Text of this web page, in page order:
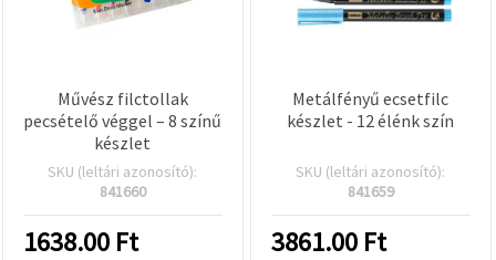
Művész filctollak
pecsételő véggel – 8 színű
készlet
SKU (leltári azonosító):
841660
1638.00 Ft
Metálfényű ecsetfilc
készlet - 12 élénk szín
SKU (leltári azonosító):
841659
3861.00 Ft